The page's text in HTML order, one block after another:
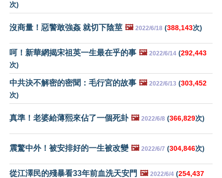
次)
沒商量！惡警敢強姦 就切下陰莖 🖼️ 2022/6/18 (388,143次)
呵！新華網揭宋祖英一生最在乎的事 🖼️ 2022/6/14 (292,443
次)
中共決不解密的密聞：毛行宮的故事 🖼️ 2022/6/13 (303,452
次)
真準！老婆給薄熙來佔了一個死卦 🖼️ 2022/6/8 (366,829次)
震驚中外！被安排好的一生被改變 🖼️ 2022/6/7 (304,846次)
從江澤民的殘暴看33年前血洗天安門 🖼️ 2022/6/4 (254,437